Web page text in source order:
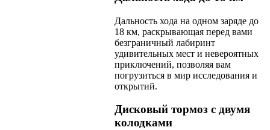
Дальность хода на одном заряде до
18 км, раскрывающая перед вами
безграничный лабиринт
удивительных мест и невероятных
приключений, позволяя вам
погрузиться в мир исследования и
открытий.
Дисковый тормоз с двумя
колодками